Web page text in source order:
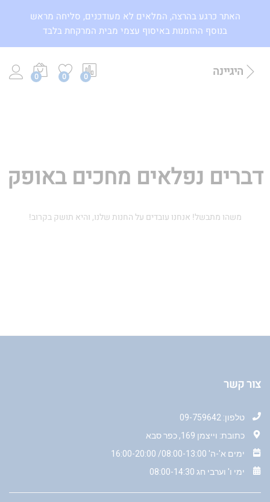
היגיינה 0
0
0
דברים נפלאים מחכים באופק
משהו מתבשל! אנחנו עובדים על החנות שלנו, והיא תושק בקרוב!
האתר כרגע בהרצה, המלאים לא מעודכנים, סליחה מראש
בנוסף ההזמנות באיסוף עצמי מבית המרקחת בלבד
צור קשר
טלפון: 09-759642
כתובת: וייצמן 169, כפר סבא
ימים א'-ה' 08:00-13:00/ 16:00-20:00
ימי ו' וערבי חג 08:00-14:30